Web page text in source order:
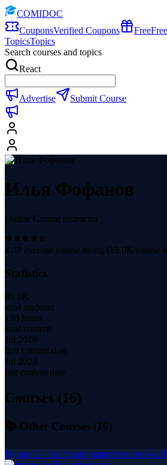
COMIDOC
CouponsVerified Coupons Free
TopicsTopics
Search courses and topics
React
Advertise Submit Course
Илья Фофанов
Online Course Instructor
4.47 average course rating ( 15.0K course
Statistics
49.8K
total students
196 hours
total content
Jul 2018
first content date
Jul 2023
last content date
Courses (16)
📚 Other Courses (16)
Django 3 - Full Stack разработка веб-